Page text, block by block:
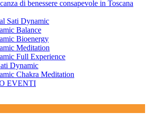
di benessere consapevole in Toscana
Sati Dynamic
Balance
Bioenergy
Meditation
Full Experience
Dynamic
Chakra Meditation
EVENTI